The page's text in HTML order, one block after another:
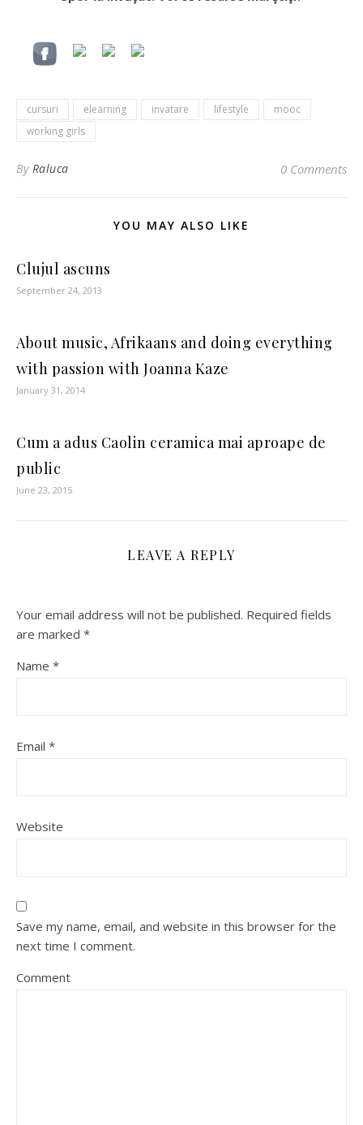
cursuri elearning invatare lifestyle
mooc
working girls
By Raluca 0 Comments
YOU MAY ALSO LIKE
Clujul ascuns
September 24, 2013
About music, Afrikaans and doing everything
with passion with Joanna Kaze
January 31, 2014
Cum a adus Caolin ceramica mai aproape de
public
June 23, 2015
LEAVE A REPLY
Your email address will not be published. Required fields
are marked *
Name *
Email *
Website
Save my name, email, and website in this browser for the
next time I comment.
Comment